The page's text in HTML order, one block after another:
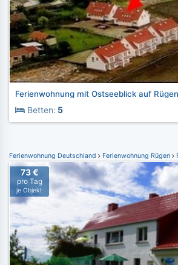
Ferienwohnung mit Ostseeblick auf
Betten: 5
Ferienwohnung Deutschland Ferienwohnung Rügen
73 €
pro Tag
je Objekt